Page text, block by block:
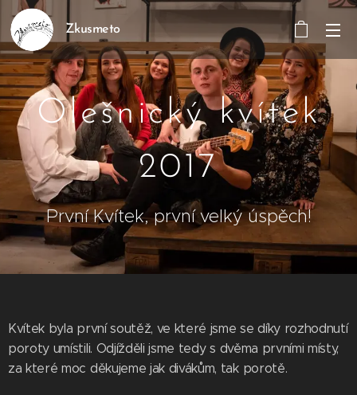
Zkusmeto
Olešnický kvítek
2017
První Kvítek, první velký úspěch!
Kvítek byla první soutěž, ve které jsme se díky rozhodnutí
poroty umístili. Odjížděli jsme tedy s dvěma prvními místy,
za které moc děkujeme jak divákům, tak porotě.